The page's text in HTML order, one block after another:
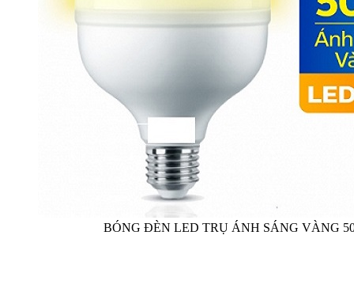
BÓNG ĐÈN LED TRỤ ÁNH SÁNG VÀNG